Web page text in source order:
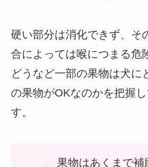
硬い部分は消化できず、そ
合によっては喉につまる危
どうなど一部の果物は犬に
の果物がOKなのかを把握
す。
果物はあくまで